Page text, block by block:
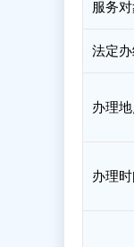
服务对
法定
办理
办理时